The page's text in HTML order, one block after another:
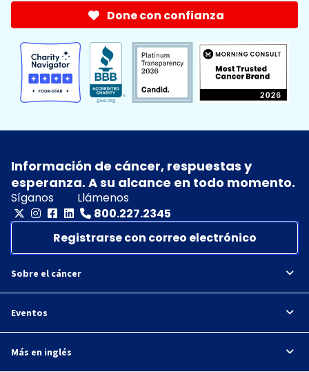
Done con confianza
Información de cáncer, respuestas y
esperanza. A su alcance en todo momento.
Síganos
Llámenos
800.227.2345
Registrarse con correo electrónico
Sobre el cáncer
Eventos
Más en inglés